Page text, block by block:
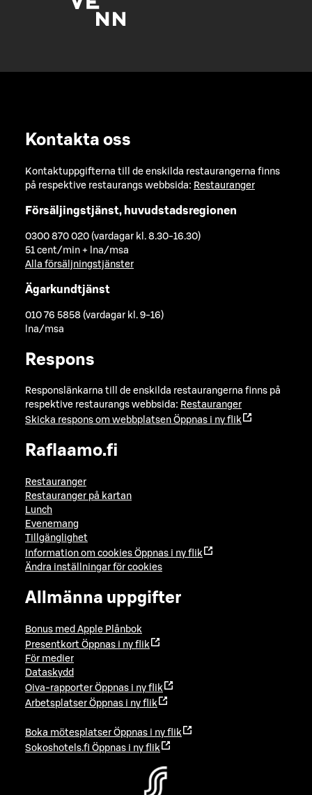
Kontakta oss
Kontaktuppgifterna till de enskilda restaurangerna finns
på respektive restaurangs webbsida: Restauranger
Försäljingstjänst, huvudstadsregionen
0300 870 020 (vardagar kl. 8.30-16.30)
51 cent/min + lna/msa
Alla försäljningstjänster
Ägarkundtjänst
010 76 5858 (vardagar kl. 9-16)
lna/msa
Respons
Responslänkarna till de enskilda restaurangerna finns på
respektive restaurangs webbsida: Restauranger
Skicka respons om webbplatsen Öppnas i ny flik
Raflaamo.fi
Restauranger
Restauranger på kartan
Lunch
Evenemang
Tillgänglighet
Information om cookies Öppnas i ny flik
Ändra inställningar för cookies
Allmänna uppgifter
Bonus med Apple Plånbok
Presentkort Öppnas i ny flik
För medier
Dataskydd
Oiva-rapporter Öppnas i ny flik
Arbetsplatser Öppnas i ny flik
Boka mötesplatser Öppnas i ny flik
Sokoshotels.fi Öppnas i ny flik